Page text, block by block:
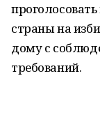
страны на
дому с
требований.